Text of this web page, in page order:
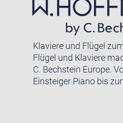
Klaviere und Flügel
Flügel und Klaviere
C. Bechstein Europe.
Einsteiger Piano bis